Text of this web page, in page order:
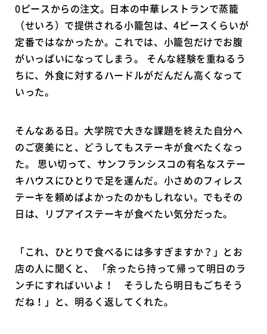
0ピースからの注文。日本の中華レストランで蒸籠
（せいろ）で提供される小籠包は、4ピースくらいが
定番ではなかったか。これでは、小籠包だけでお腹
がいっぱいになってしまう。 そんな経験を重ねるう
ちに、外食に対するハードルがだんだん高くなって
いった。
そんなある日。大学院で大きな課題を終えた自分へ
のご褒美にと、どうしてもステーキが食べたくなっ
た。 思い切って、サンフランシスコの有名なステー
キハウスにひとりで足を運んだ。小さめのフィレス
テーキを頼めばよかったのかもしれない。でもその
日は、リブアイステーキが食べたい気分だった。
「これ、ひとりで食べるには多すぎますか？」とお
店の人に聞くと、 「余ったら持って帰って明日のラ
ンチにすればいいよ！ そうしたら明日もごちそう
だね！」と、明るく返してくれた。